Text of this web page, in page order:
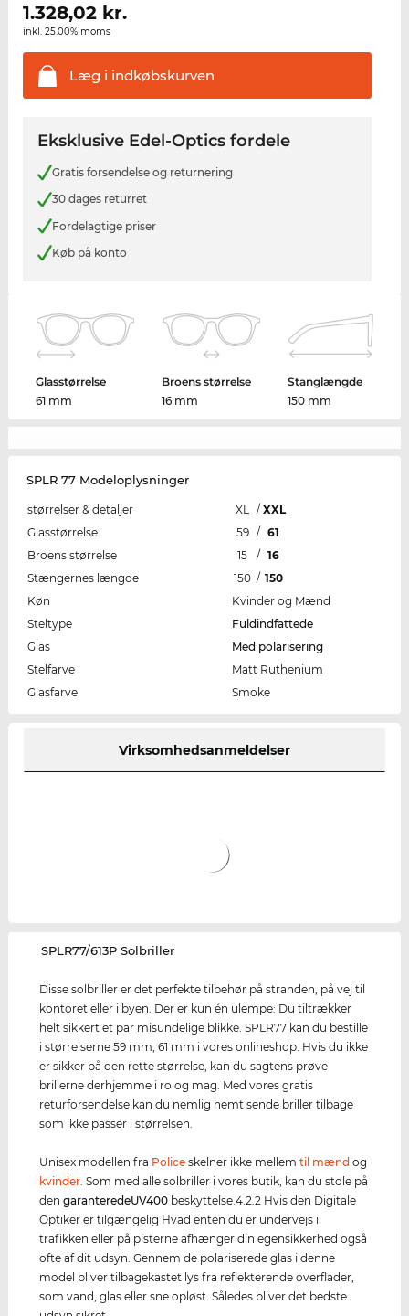
1.328,02kr.
inkl. 25.00% moms
Læg i indkøbskurven
Eksklusive Edel-Optics fordele
Gratis forsendelse og returnering
30 dages returret
Fordelagtige priser
Køb på konto
Glasstørrelse
61 mm
Broens størrelse
16 mm
Stanglængde
150 mm
SPLR 77 Modeloplysninger
størrelser & detaljer XL / XXL
Glasstørrelse
59 / 61
Broens størrelse
15 / 16
Stængernes længde
150 / 150
Køn
Kvinder og Mænd
Steltype
Fuldindfattede
Glas
Med polarisering
Stelfarve
Matt Ruthenium
Glasfarve
Smoke
Virksomhedsanmeldelser
‌SPLR77/613P Solbriller
Disse solbriller er det perfekte tilbehør på stranden, på vej til
kontoret eller i byen. Der er kun én ulempe: Du tiltrækker
helt sikkert et par misundelige blikke. SPLR77 kan du bestille
i størrelserne 59 mm, 61 mm i vores onlineshop. Hvis du ikke
er sikker på den rette størrelse, kan du sagtens prøve
brillerne derhjemme i ro og mag. Med vores gratis
returforsendelse kan du nemlig nemt sende briller tilbage
som ikke passer i størrelsen.
Unisex modellen fra Police skelner ikke mellemtil mænd og
kvinder . Som med alle solbriller i vores butik, kan du stole på
dengaranteredeUV400 beskyttelse.4.2.2 Hvis den Digitale
Optiker er tilgængelig Hvad enten du er undervejs i
trafikken eller på pisterne afhænger din egensikkerhed også
ofte af dit udsyn. Gennem de polariserede glas i denne
model bliver tilbagekastet lys fra reflekterende overflader,
som vand, glas eller sne opløst. Således bliver det bedste